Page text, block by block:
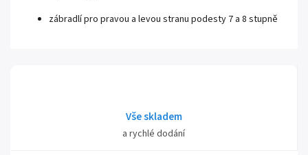
zábradlí pro pravou a levou stranu podesty 7 a 8 stupně
Vše skladem
a rychlé dodání